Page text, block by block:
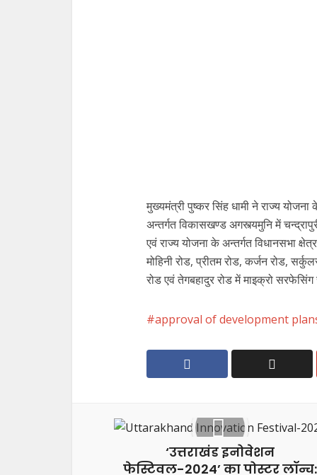
मुख्यमंत्री पुष्कर सिंह धामी ने राज्य
अन्तर्गत विकासखण्ड अगस्त्यमुनि में
एवं राज्य योजना के अन्तर्गत विधानसभा
मोहिनी रोड, प्रीतम रोड, कर्जन रोड,
रोड एवं तेगबहादुर रोड में माइक्रो सरफेसिंग
approval of development
‘उत्तराखंड इनोवेशन
फेस्टिवल-2024’ का पोस्टर लॉन्च: